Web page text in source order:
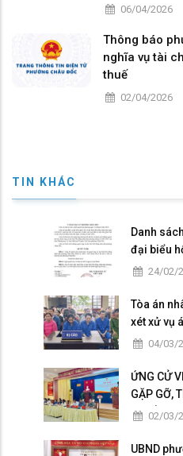
06/04/2026
Thông báo
nghĩa vụ tài
thuế
02/04/2026
TIN KHÁC
Danh
đại biểu
Châu Đốc
24/02/
Tòa án
xét xử vụ
dịch hơn
04/03/
ỨNG CỬ
GẶP GỠ,
THUỘC
02/03/
UBND